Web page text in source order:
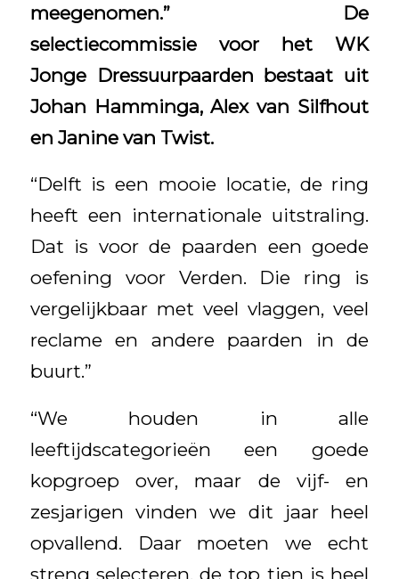
meegenomen.”
De
selectiecommissie voor het WK
Jonge Dressuurpaarden bestaat uit
Johan Hamminga, Alex van Silfhout
en Janine van Twist.
“Delft is een mooie locatie, de ring
heeft een internationale uitstraling.
Dat is voor de paarden een goede
oefening voor Verden. Die ring is
vergelijkbaar met veel vlaggen, veel
reclame en andere paarden in de
buurt.”
“We houden in alle
leeftijdscategorieën een goede
kopgroep over, maar de vijf- en
zesjarigen vinden we dit jaar heel
opvallend. Daar moeten we echt
streng selecteren, de top tien is heel